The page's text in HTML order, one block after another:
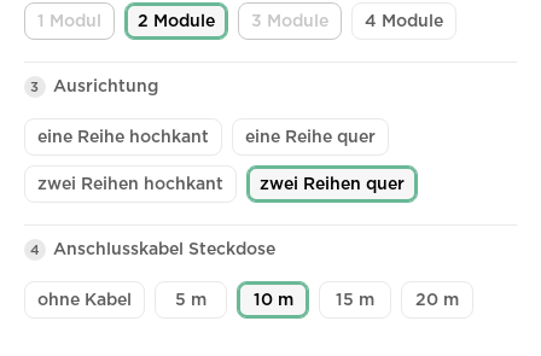
1 Modul
(Diese Option ist zurzeit nicht verfügbar.)
2 Module 3 Module
(Diese Option ist zurzeit nicht
4 Module
3 Ausrichtung
eine Reihe hochkant eine Reihe quer
zwei Reihen hochkant zwei Reihen quer
4 Anschlusskabel Steckdose
ohne Kabel 5 m 10 m 15 m 20 m